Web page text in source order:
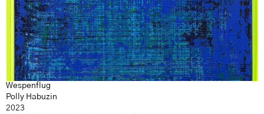
Wespenflug
Polly Habuzin
2023